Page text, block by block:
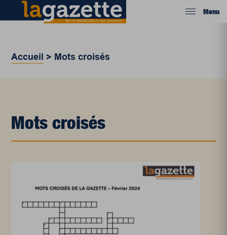
Menu
Accueil > Mots croisés
Mots croisés